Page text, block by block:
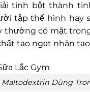
tinh bột thành
tập thể hình hay
thường có mặt
tạo ngọt nhân
Dùng